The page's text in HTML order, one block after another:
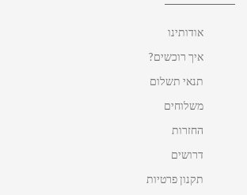
אודותינו
איך רוכשים?
תנאי תשלום
משלוחים
החזרות
דרושים
תקנון פרטיות